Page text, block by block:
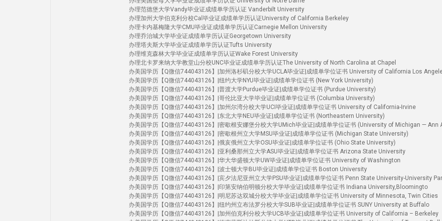
办理范德堡大学Vandy毕业证成绩单学历认证 Vanderbilt University
办理加州大学伯克利分校Cal毕业证成绩单学历认证University of California Berkeley
办理卡内基梅隆大学CMU毕业证成绩单学历认证Carnegie Mellon University
办理乔治城大学毕业证成绩单学历认证Georgetown University
办理塔夫斯大学毕业证成绩单学历认证Tufts University
办理维克森林大学毕业证成绩单学历认证Wake Forest University
办理北卡罗来纳大学教堂山分校UNC毕业证成绩单学历认证The University of North Carolina at Chapel
办美国学历【Q微信744043126】|加州洛杉矶分校大学UCLA毕业证|成绩单学位证书 University of California Los
办美国学历【Q微信744043126】|纽约大学NYU毕业证|成绩单学位证书 (New York University)
办美国学历【Q微信744043126】|普渡大学Purdue毕业证|成绩单学位证书 (Purdue University)
办美国学历【Q微信744043126】|哥伦比亚大学毕业证|成绩单学位证书 (Columbia University)
办美国学历【Q微信744043126】|加州尔湾分校大学UCI毕业证|成绩单学位证书 University of California-Irvine
办美国学历【Q微信744043126】|东北大学NEU毕业证|成绩单学位证书 (Northeastern University)
办美国学历【Q微信744043126】|密歇根安娜堡分校大学UMich毕业证|成绩单学位证书 (University of Michigan — Ann
办美国学历【Q微信744043126】|密歇根州立大学MSU毕业证|成绩单学位证书 (Michigan State University)
办美国学历【Q微信744043126】|俄亥俄州立大学OSU毕业证|成绩单学位证书 (Ohio State University)
办美国学历【Q微信744043126】|亚利桑那州立大学ASU毕业证|成绩单学位证书 Arizona State University
办美国学历【Q微信744043126】|华大华盛顿大学UW毕业证|成绩单学位证书 University of Washington
办美国学历【Q微信744043126】|波士顿大学BU毕业证|成绩单学位证书 Boston University
办美国学历【Q微信744043126】|宾夕法尼亚州立大学PSU毕业证|成绩单学位证书 Penn State University-University
办美国学历【Q微信744043126】|印第安纳伯明顿分校大学毕业证|成绩单学位证书 Indiana University,Bloomingto
办美国学历【Q微信744043126】|明尼苏达双城分校大学毕业证|成绩单学位证书 University of Minnesota, Twin Cities
办美国学历【Q微信744043126】|纽约州立布法罗分校大学SUB毕业证|成绩单学位证书 SUNY University at Buffalo
办美国学历【Q微信744043126】|加州伯克利分校大学UCB毕业证|成绩单学位证书 University of California – Berkeley